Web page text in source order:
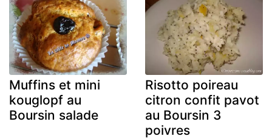
Muffins et mini
kouglopf au
Boursin salade
Risotto poireau
citron confit pavot
au Boursin 3
poivres